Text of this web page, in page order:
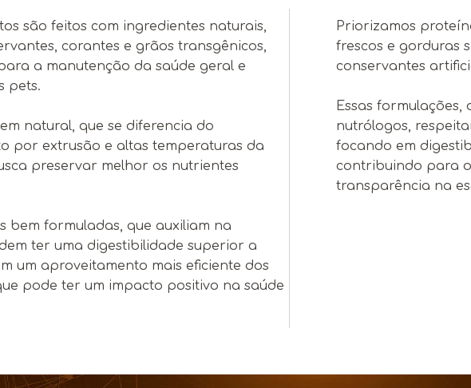
são feitos com ingredientes naturais,
corantes e grãos transgênicos,
a manutenção da saúde geral e
pets.
natural, que se diferencia do
por extrusão e altas temperaturas da
preservar melhor os nutrientes
bem formuladas, que auxiliam na
ter uma digestibilidade superior a
um aproveitamento mais eficiente dos
pode ter um impacto positivo na saúde
Priorizamos
frescos e gorduras
conservantes
Essas
nutrólogos,
focando em
contribuindo para
transparência na